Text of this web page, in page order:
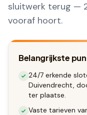
sluitwerk terug —
vooraf hoort.
Belangrijkste
24/7 erkende
Duivendrecht,
ter plaatse.
Vaste tarieven